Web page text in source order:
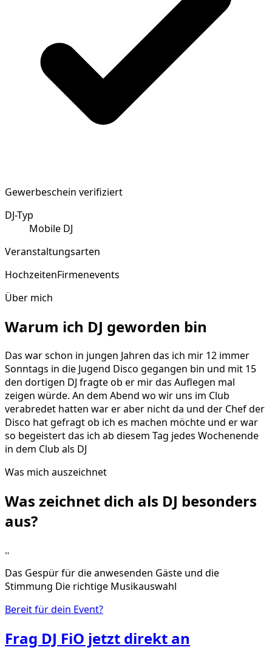
Gewerbeschein verifiziert
DJ-Typ
Mobile DJ
Veranstaltungsarten
HochzeitenFirmenevents
Über mich
Warum ich DJ geworden bin
Das war schon in jungen Jahren das ich mir 12 immer
Sonntags in die Jugend Disco gegangen bin und mit 15
den dortigen DJ fragte ob er mir das Auflegen mal
zeigen würde. An dem Abend wo wir uns im Club
verabredet hatten war er aber nicht da und der Chef der
Disco hat gefragt ob ich es machen möchte und er war
so begeistert das ich ab diesem Tag jedes Wochenende
in dem Club als DJ
Was mich auszeichnet
Was zeichnet dich als DJ besonders
aus?
„
Das Gespür für die anwesenden Gäste und die
Stimmung Die richtige Musikauswahl
Bereit für dein Event?
Frag DJ FiO jetzt direkt an